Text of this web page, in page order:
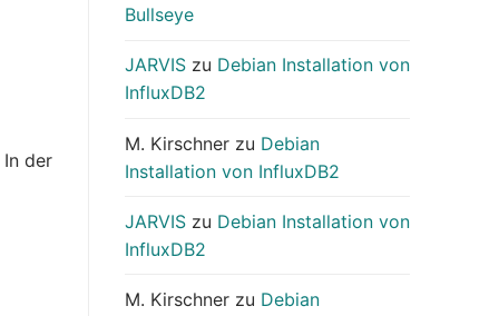
der
Bullseye
JARVIS zu Debian Installation von
InfluxDB2
M. Kirschner zu Debian
Installation von InfluxDB2
JARVIS zu Debian Installation von
InfluxDB2
M. Kirschner zu Debian